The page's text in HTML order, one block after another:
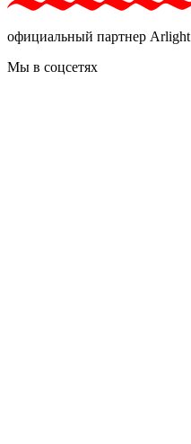
официальный партнер Arlight
Мы в соцсетях